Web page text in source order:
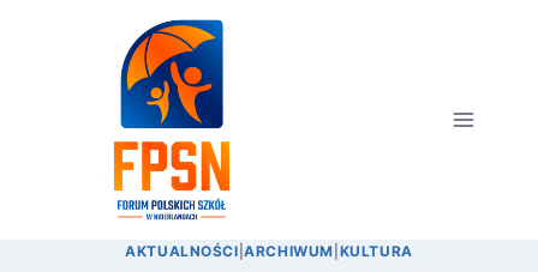
AKTUALNOŚCI |ARCHIWUM KULTURA